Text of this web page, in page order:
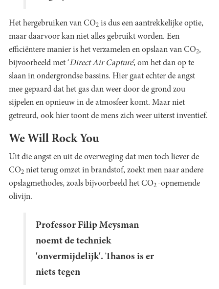
Het hergebruiken van CO2 is dus een aantrekkelijke optie,
maar daarvoor kan niet alles gebruikt worden. Een
efficiëntere manier is het verzamelen en opslaan van CO2,
bijvoorbeeld met ‘Direct Air Capture’, om het dan op te
slaan in ondergrondse bassins. Hier gaat echter de angst
mee gepaard dat het gas dan weer door de grond zou
sijpelen en opnieuw in de atmosfeer komt. Maar niet
getreurd, ook hier toont de mens zich weer uiterst inventief.
We Will Rock You
Uit die angst en uit de overweging dat men toch liever de
CO2 niet terug omzet in brandstof, zoekt men naar andere
opslagmethodes, zoals bijvoorbeeld het CO2 -opnemende
olivijn.
Professor Filip Meysman
noemt de techniek
'onvermijdelijk'. Thanos is er
niets tegen